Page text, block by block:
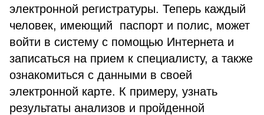
электронной регистратуры. Теперь каждый
человек, имеющий паспорт и полис, может
войти в систему с помощью Интернета и
записаться на прием к специалисту, а также
ознакомиться с данными в своей
электронной карте. К примеру, узнать
результаты анализов и пройденной